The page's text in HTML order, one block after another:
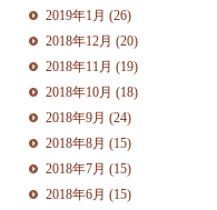
2019年1月 (26)
2018年12月 (20)
2018年11月 (19)
2018年10月 (18)
2018年9月 (24)
2018年8月 (15)
2018年7月 (15)
2018年6月 (15)